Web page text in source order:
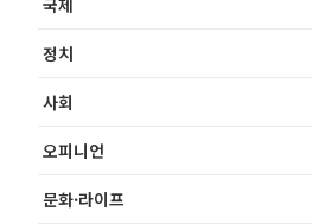
국제
정치
사회
오피니언
문화·라이프